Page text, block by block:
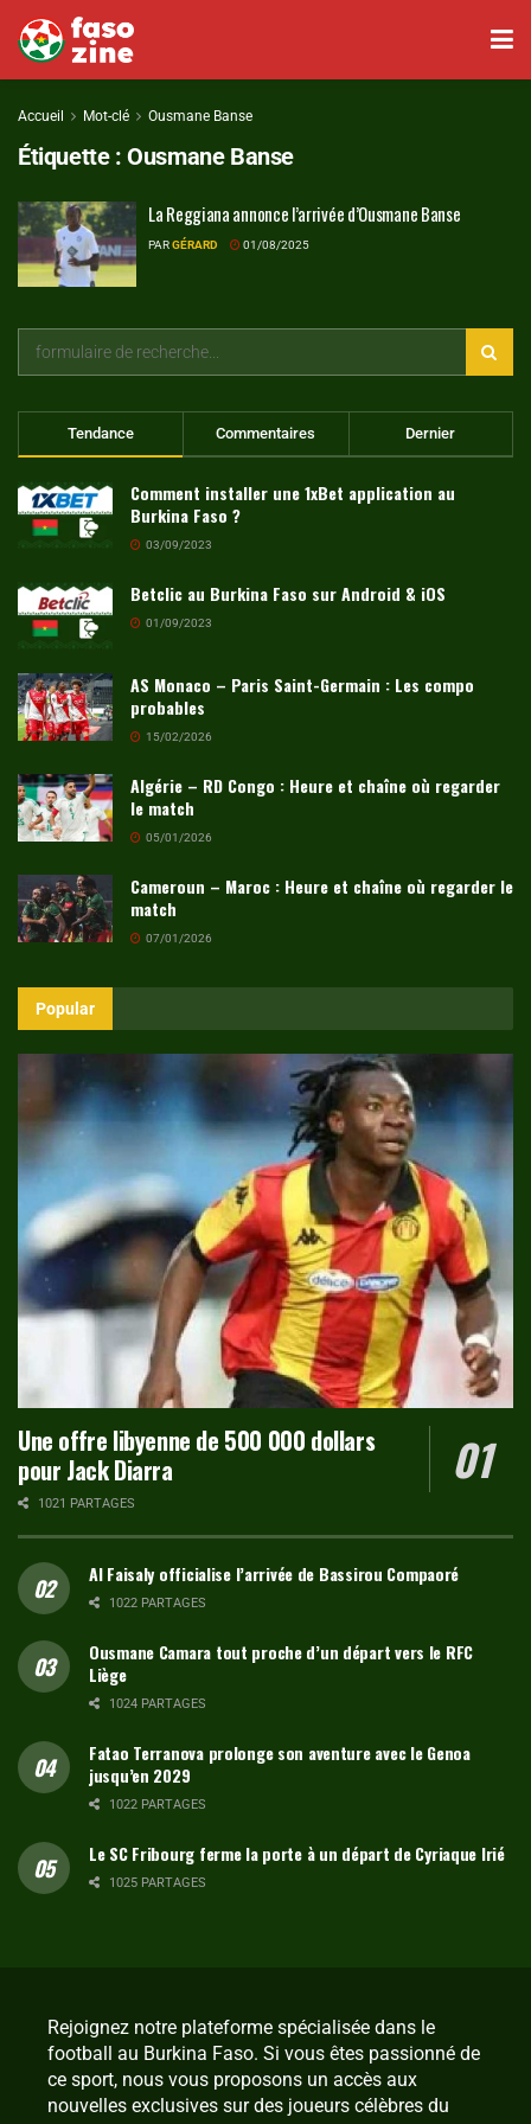
Accueil Mot-clé Ousmane Banse
Étiquette :Ousmane Banse
La Reggiana annonce l’arrivée d’Ousmane Banse
PARGÉRARD 01/08/2025
Tendance Commentaires Dernier
Comment installer une 1xBet application au
Burkina Faso ?
03/09/2023
Betclic au Burkina Faso sur Android & iOS
01/09/2023
AS Monaco – Paris Saint-Germain : Les compo
probables
15/02/2026
Algérie – RD Congo : Heure et chaîne où regarder
le match
05/01/2026
Cameroun – Maroc : Heure et chaîne où regarder le
match
07/01/2026
Popular
Une offre libyenne de 500 000 dollars
pour Jack Diarra
1021 PARTAGES
Al Faisaly officialise l’arrivée de Bassirou Compaoré
1022 PARTAGES
Ousmane Camara tout proche d’un départ vers le RFC
Liège
1024 PARTAGES
Fatao Terranova prolonge son aventure avec le Genoa
jusqu’en 2029
1022 PARTAGES
Le SC Fribourg ferme la porte à un départ de Cyriaque Irié
1025 PARTAGES
Rejoignez notre plateforme spécialisée dans le
football au Burkina Faso. Si vous êtes passionné de
ce sport, nous vous proposons un accès aux
nouvelles exclusives sur des joueurs célèbres du